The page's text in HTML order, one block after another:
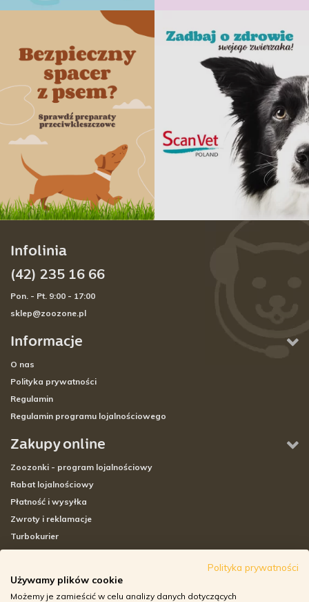
Informacje
O nas
Polityka prywatności
Regulamin
Regulamin programu lojalnościowego
Zakupy online
Zoozonki - program lojalnościowy
Rabat lojalnościowy
Płatność i wysyłka
Zwroty i reklamacje
Turbokurier
Adresy sklepów stacjonarnych
Infolinia
(42) 235 16 66
Pon. - Pt. 9:00 - 17:00
sklep@zoozone.pl
Polityka prywatności
Używamy plików cookie
Możemy je zamieścić w celu analizy danych dotyczących